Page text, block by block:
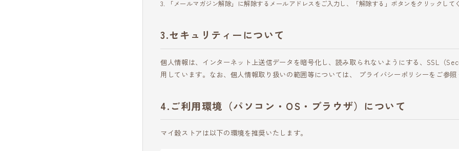
「メールマガジン解除」に解除するメールアドレスをご入力し、「解除する」ボタンをクリックして
セキュリティーについて
個人情報は、インターネット上送信データを暗号化し、読み取られないようにする、SSL（
用しています。なお、個人情報取り扱いの範囲等については、 プライバシーポリシーをご参照
ご利用環境（パソコン・OS・ブラウザ）について
マイ穀ストアは以下の環境を推奨いたします。